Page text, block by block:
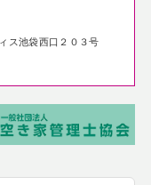
ス池袋西口２０３号